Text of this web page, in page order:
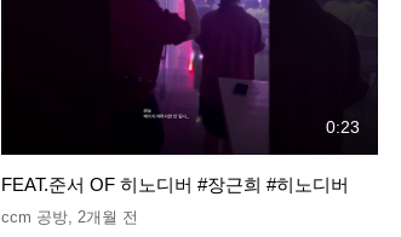
0:23
FEAT.준서 OF 히노디버 #장근희 #히노디버
ccm 공방, 2개월 전